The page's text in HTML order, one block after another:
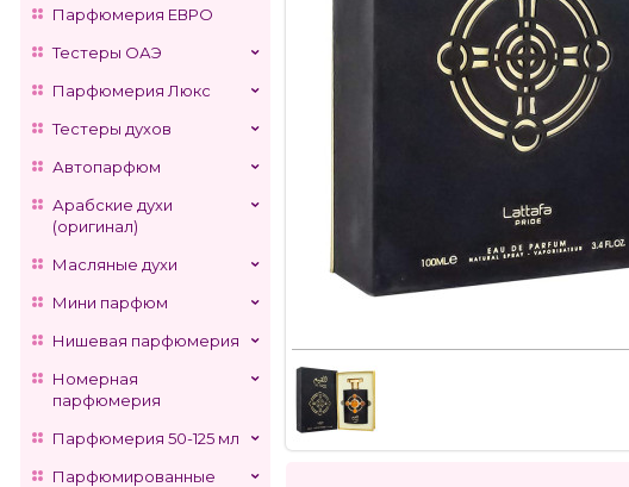
Парфюмерия ЕВРО
Тестеры ОАЭ
Парфюмерия Люкс
Тестеры духов
Автопарфюм
Арабские духи
(оригинал)
Масляные духи
Мини парфюм
Нишевая парфюмерия
Номерная
парфюмерия
Парфюмерия 50-125 мл
Парфюмированные